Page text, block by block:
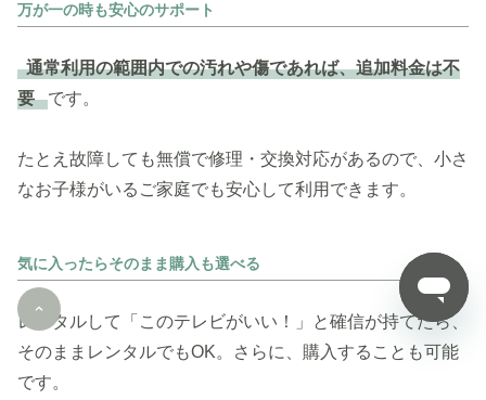
万が一の時も安心のサポート
通常利用の範囲内での汚れや傷であれば、追加料金は不
要 です。
たとえ故障しても無償で修理・交換対応があるので、小さ
なお子様がいるご家庭でも安心して利用できます。
気に入ったらそのまま購入も選べる
レンタルして「このテレビがいい！」と確信が持てたら、
そのままレンタルでもOK。さらに、購入することも可能
です。